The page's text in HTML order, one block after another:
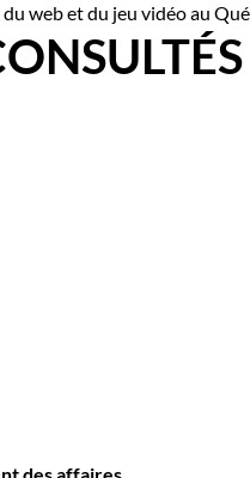
web et du jeu vidéo au